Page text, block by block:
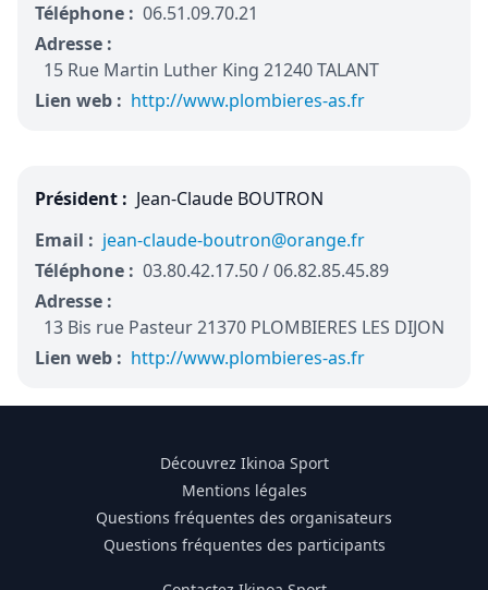
Téléphone : 06.51.09.70.21
Adresse :
15 Rue Martin Luther King 21240 TALANT
Lien web : http://www.plombieres-as.fr
Président : Jean-Claude BOUTRON
Email : jean-claude-boutron@orange.fr
Téléphone : 03.80.42.17.50 / 06.82.85.45.89
Adresse :
13 Bis rue Pasteur 21370 PLOMBIERES LES DIJON
Lien web : http://www.plombieres-as.fr
Découvrez Ikinoa Sport
Mentions légales
Questions fréquentes des organisateurs
Questions fréquentes des participants